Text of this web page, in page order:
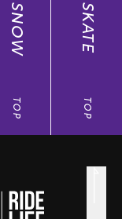
SNOW
TOP
SKATE
TOP